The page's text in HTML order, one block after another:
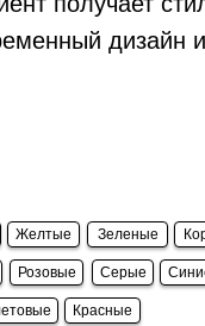
дизайн
Желтые Зеленые
Красные
Розовые Серые